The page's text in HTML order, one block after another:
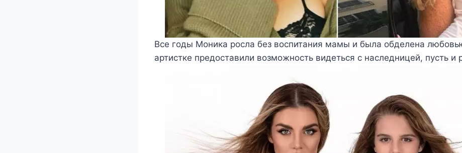
Все годы Моника росла без воспитания мамы и была обделена
артистке предоставили возможность видеться с наследницей, пусть и